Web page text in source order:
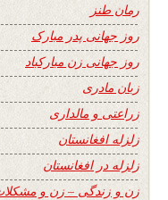
رمان طنز
روز جهانی پدر مبارک
روز جهانی زن مبارکباد
زبان مادری
زراعتی و مالداری
زلزله افغانستان
زلزله در افغانستان
زن و زندگی – زن و